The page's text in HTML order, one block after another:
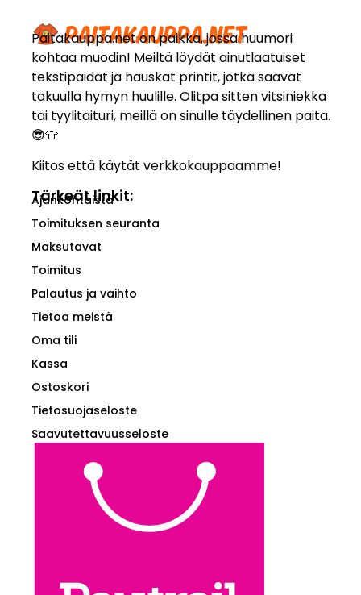
Paitakauppa.net on paikka, jossa huumori
kohtaa muodin! Meiltä löydät ainutlaatuiset
tekstipaidat ja hauskat printit, jotka saavat
takuulla hymyn huulille. Olitpa sitten vitsiniekka
tai tyylitaituri, meillä on sinulle täydellinen paita.
😎👕
Kiitos että käytät verkkokauppaamme!
Tärkeät linkit:
Ajankohtaista
Toimituksen seuranta
Maksutavat
Toimitus
Palautus ja vaihto
Tietoa meistä
Oma tili
Kassa
Ostoskori
Tietosuojaseloste
Saavutettavuusseloste